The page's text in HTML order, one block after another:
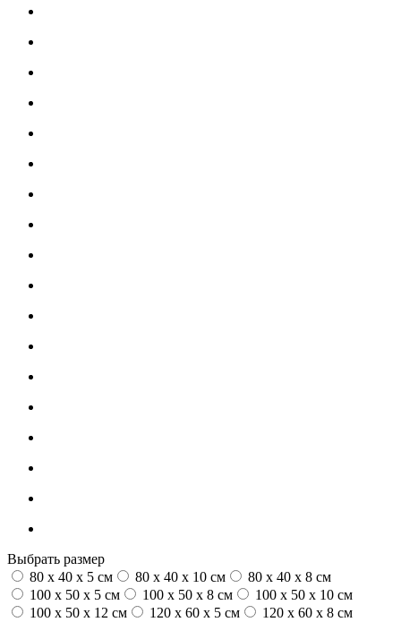
Выбрать размер
80 x 40 x 5 см
80 x 40 x 10 см
80 x 40 x 8 см
100 x 50 x 5 см
100 х 50 х 8 см
100 x 50 x 10 см
100 x 50 x 12 см
120 x 60 x 5 см
120 x 60 x 8 см